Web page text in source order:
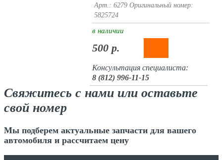
Арт.: 6279 Оригинальный номер:
5825724
в наличии
500 р.
Консультация специалиста:
8 (812) 996-11-15
Свяжитесь с нами или оставьте
свой номер
Мы подберем актуальные запчасти для вашего
автомобиля и рассчитаем цену